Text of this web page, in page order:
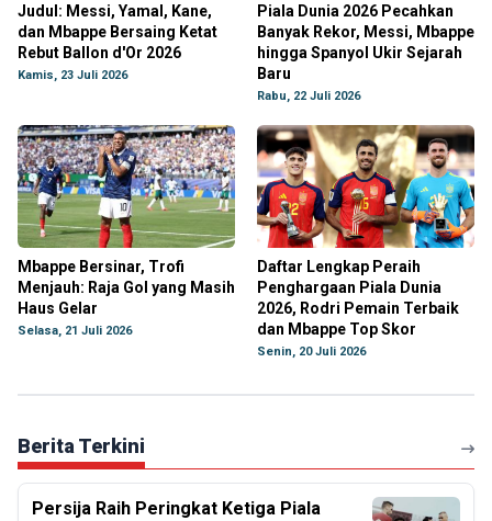
Judul: Messi, Yamal, Kane,
dan Mbappe Bersaing Ketat
Rebut Ballon d'Or 2026
Kamis, 23 Juli 2026
Piala Dunia 2026 Pecahkan
Banyak Rekor, Messi, Mbappe
hingga Spanyol Ukir Sejarah
Baru
Rabu, 22 Juli 2026
Mbappe Bersinar, Trofi
Menjauh: Raja Gol yang Masih
Haus Gelar
Selasa, 21 Juli 2026
Daftar Lengkap Peraih
Penghargaan Piala Dunia
2026, Rodri Pemain Terbaik
dan Mbappe Top Skor
Senin, 20 Juli 2026
Berita Terkini
Persija Raih Peringkat Ketiga Piala